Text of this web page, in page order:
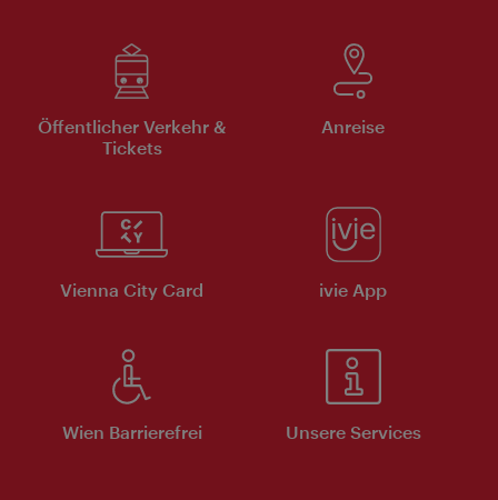
Öffentlicher Verkehr &
Tickets
Anreise
Vienna City Card ivie App
Wien Barrierefrei Unsere Services